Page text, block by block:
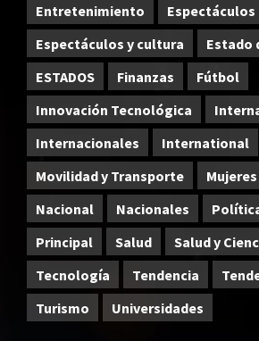
Entretenimiento
Espectáculos
Espectáculos y cultura
Estado
ESTADOS
Finanzas
Fútbol
Innovación Tecnológica
Internacionales
International
Movilidad y Transporte
Mujeres
Nacional
Nacionales
Principal
Salud Salud y
Tecnología
Tendencia
Turismo
Universidades